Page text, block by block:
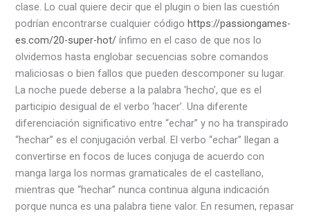
clase. Lo cual quiere decir que el plugin o bien las cuestión
podrían encontrarse cualquier códigohttps://passiongames-
es.com/20-super-hot/ ínfimo en el caso de que nos lo
olvidemos hasta englobar secuencias sobre comandos
maliciosas o bien fallos que pueden descomponer su lugar.
La noche puede deberse a la palabra ‘hecho’, que es el
participio desigual de el verbo ‘hacer’. Una diferente
diferenciación significativo entre “echar” y no ha transpirado
“hechar” es el conjugación verbal. El verbo “echar” llegan a
convertirse en focos de luces conjuga de acuerdo con
manga larga los normas gramaticales de el castellano,
mientras que “hechar” nunca continua alguna indicación
porque nunca es una palabra tiene valor. En resumen, repasar